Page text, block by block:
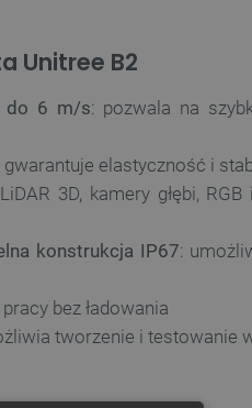
Unitree B2
do 6 m/s: pozwala na
gwarantuje elastyczność i
3D, kamery głębi,
konstrukcja IP67:
bez ładowania
tworzenie i testowanie